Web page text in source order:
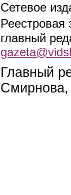
Сетевое
главный
Главный
Смирнова,